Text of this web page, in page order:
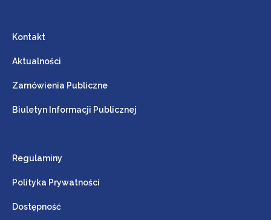
Kontakt
Aktualności
Zamówienia Publiczne
Biuletyn Informacji Publicznej
Regulaminy
Polityka Prywatności
Dostępność